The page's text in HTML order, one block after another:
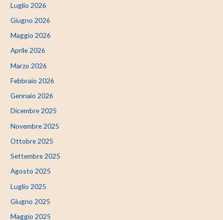
Luglio 2026
Giugno 2026
Maggio 2026
Aprile 2026
Marzo 2026
Febbraio 2026
Gennaio 2026
Dicembre 2025
Novembre 2025
Ottobre 2025
Settembre 2025
Agosto 2025
Luglio 2025
Giugno 2025
Maggio 2025